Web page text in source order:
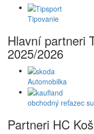
Tipovanie
Hlavní partneri
2025/2026
Automobilka
obchodný reťazec
Partneri HC